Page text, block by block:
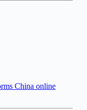
China online